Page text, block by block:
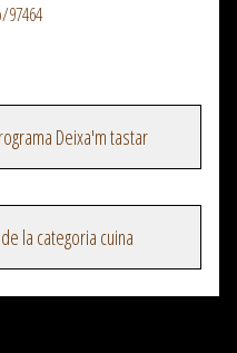
Deixa'm tastar
la categoria cuina